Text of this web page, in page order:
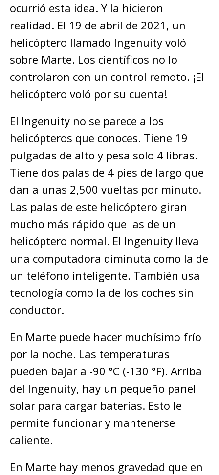
ocurrió esta idea. Y la hicieron
realidad. El 19 de abril de 2021, un
helicóptero llamado Ingenuity voló
sobre Marte. Los científicos no lo
controlaron con un control remoto. ¡El
helicóptero voló por su cuenta!
El Ingenuity no se parece a los
helicópteros que conoces. Tiene 19
pulgadas de alto y pesa solo 4 libras.
Tiene dos palas de 4 pies de largo que
dan a unas 2,500 vueltas por minuto.
Las palas de este helicóptero giran
mucho más rápido que las de un
helicóptero normal. El Ingenuity lleva
una computadora diminuta como la de
un teléfono inteligente. También usa
tecnología como la de los coches sin
conductor.
En Marte puede hacer muchísimo frío
por la noche. Las temperaturas
pueden bajar a -90 °C (-130 °F). Arriba
del Ingenuity, hay un pequeño panel
solar para cargar baterías. Esto le
permite funcionar y mantenerse
caliente.
En Marte hay menos gravedad que en